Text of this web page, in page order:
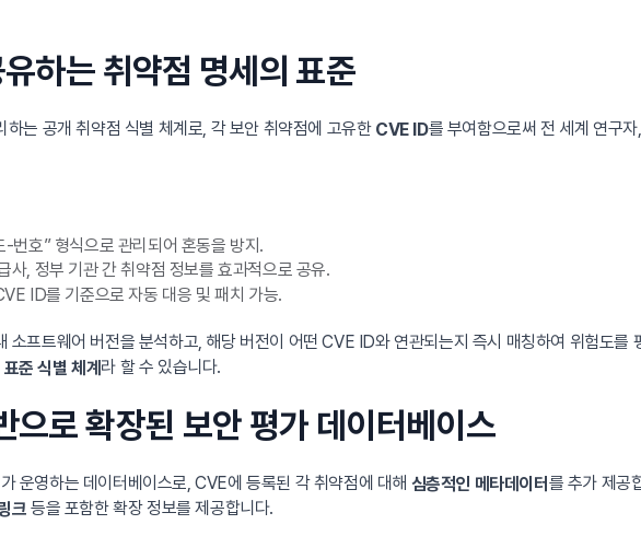
하는 취약점 명세의 표준
는 공개 취약점 식별 체계로, 각 보안 취약점에 고유한 CVE ID를 부여함으로써 전 세계 연구
호” 형식으로 관리되어 혼동을 방지.
사, 정부 기관 간 취약점 정보를 효과적으로 공유.
ID를 기준으로 자동 대응 및 패치 가능.
소프트웨어 버전을 분석하고, 해당 버전이 어떤 CVE ID와 연관되는지 즉시 매칭하여 위험도를
표준 식별 체계 라 할 수 있습니다.
로 확장된 보안 평가 데이터베이스
운영하는 데이터베이스로, CVE에 등록된 각 취약점에 대해 심층적인 메타데이터 를 추가 제공
크 등을 포함한 확장 정보를 제공합니다.